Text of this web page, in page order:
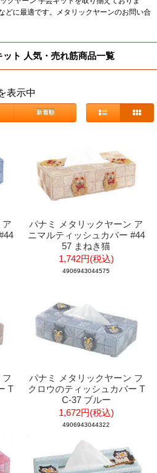
どに最適です。メタリックヤーンのお問い合
ト 人気・売れ筋商品一覧
表示中
新着順
ア
パナミ メタリックヤーン ア
ニマルティッシュカバー #44
57 まねき猫
1,742円(税込)
4906943044575
T
パナミ メタリックヤーン フ
クロウのティッシュカバー T
C-37 ブルー
1,672円(税込)
4906943044322